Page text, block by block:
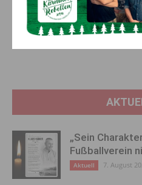
Vorheriger Artikel
Nachhaltigkeitspreis für
„Sein
Fußballverein
Aktuell 7. August